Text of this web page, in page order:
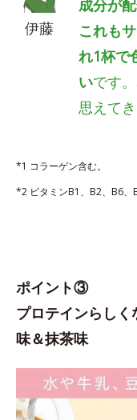
伊藤
成分が
これも
れ1杯で
いです。
思えて
*1 コラーゲン含む。
*2 ビタミンB1、B2、B6、
ポイント③
プロテインらし
味＆抹茶味